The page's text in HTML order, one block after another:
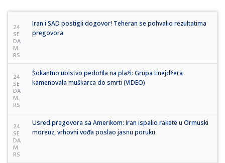
24
SE
DA
M.
RS
Iran i SAD postigli dogovor! Teheran se pohvalio rezultatima
pregovora
24
SE
DA
M.
RS
Šokantno ubistvo pedofila na plaži: Grupa tinejdžera
kamenovala muškarca do smrti (VIDEO)
24
SE
DA
M.
RS
Usred pregovora sa Amerikom: Iran ispalio rakete u Ormuski
moreuz, vrhovni vođa poslao jasnu poruku